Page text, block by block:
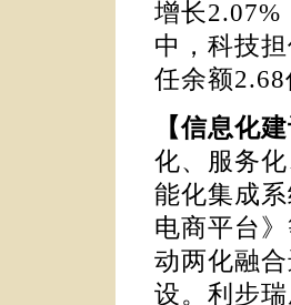
增长2.07%
中，科技
任余额
【信息化
化、服务
能化集成
电商平台
动两化融
设。利步